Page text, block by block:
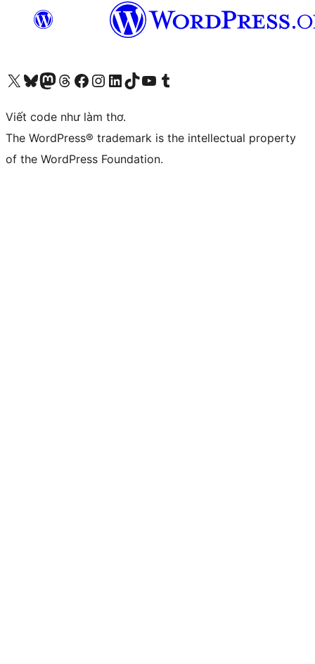
Truy cập tài khoản X (trước đây là Twitter) của chúng tôiVisit our Bluesky account
Visit our Mastodon account
Visit our Threads account
Xem trang Facebook của chúng tôiTruy cập tài khoản Instagram của chúng tôiTruy cập tài khoản LinkedIn của chúng tôiVisit our TikTok account
Truy cập kênh YouTube của chúng tôi Visit our Tumblr account
Viết code như làm thơ.
The WordPress® trademark is the intellectual property
of the WordPress Foundation.